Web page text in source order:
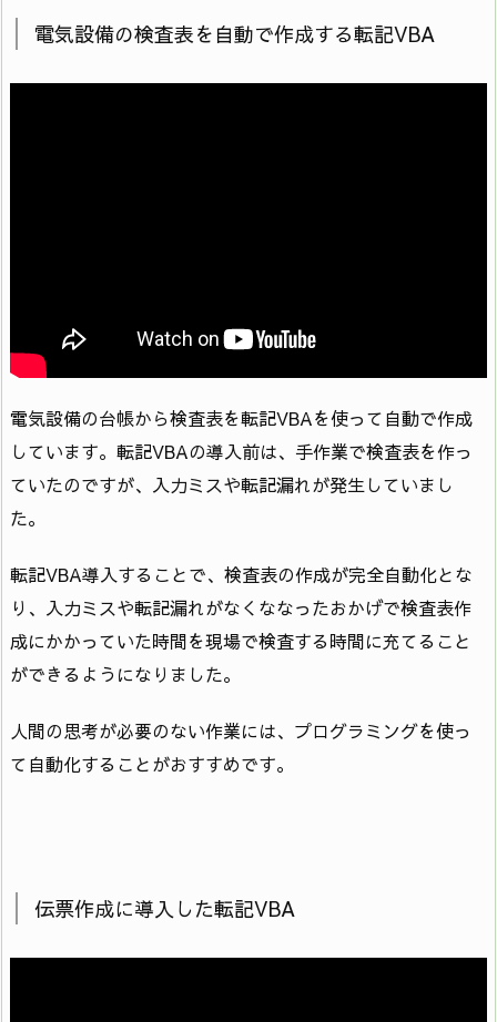
電気設備の検査表を自動で作成する転記VBA
電気設備の台帳から検査表を転記VBAを使って自動で作成
しています。転記VBAの導入前は、手作業で検査表を作っ
ていたのですが、入力ミスや転記漏れが発生していまし
た。
転記VBA導入することで、検査表の作成が完全自動化とな
り、入力ミスや転記漏れがなくななったおかげで検査表作
成にかかっていた時間を現場で検査する時間に充てること
ができるようになりました。
人間の思考が必要のない作業には、プログラミングを使っ
て自動化することがおすすめです。
伝票作成に導入した転記VBA